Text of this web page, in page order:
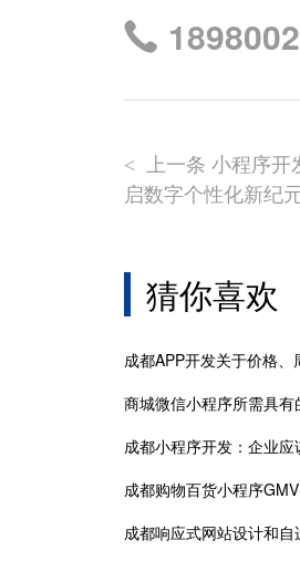
<
上一条 小程序
启数字个性化新纪
猜你喜欢
成都APP开发关于价格、
商城微信小程序所需具有